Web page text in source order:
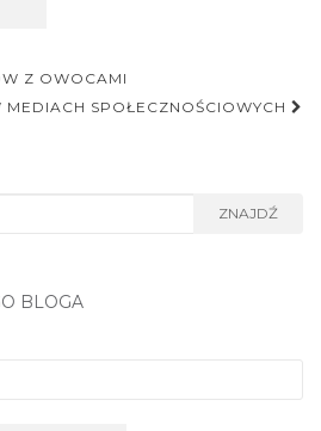
Z OWOCAMI
SPOŁECZNOŚCIOWYCH
ZNAJDŹ
BLOGA